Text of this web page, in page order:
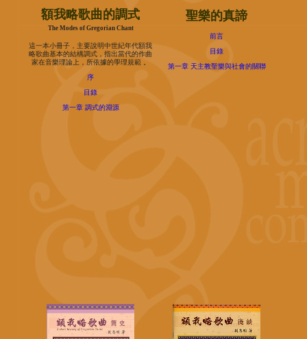
額我略歌曲的調式
The Modes of Gregorian Chant
這一本小冊子，主要說明中世紀年代額我
略歌曲基本的結構調式，指出當代的作曲
家在音樂理論上，所依據的學理規範 。
序
目錄
第一章 調式的淵源
聖樂的真諦
前言
目錄
第一章 天主教聖樂與社會的關聯